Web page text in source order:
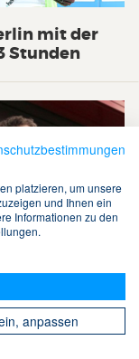
mit der
Stunden
platzieren, um unsere
und Ihnen ein
Informationen zu den
anpassen